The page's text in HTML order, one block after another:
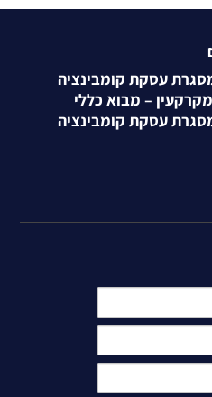
עסקת קומבינציה
– מבוא כללי
עסקת קומבינציה